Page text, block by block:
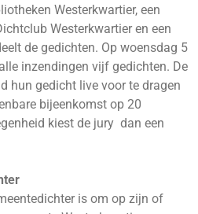
Westerkwartier, een
Westerkwartier en een
de gedichten. Op woensdag 5
inzendingen vijf gedichten. De
hun gedicht live voor te dragen
bijeenkomst op 20
kiest de jury dan een
is om op zijn of